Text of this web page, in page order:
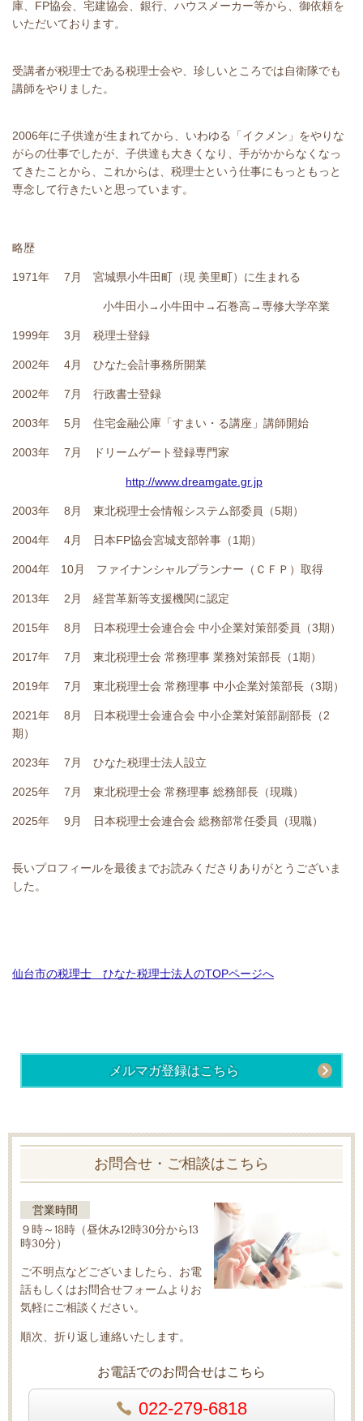
庫、FP協会、宅建協会、銀行、ハウスメーカー等から、御依頼を
いただいております。
受講者が税理士である税理士会や、珍しいところでは自衛隊でも
講師をやりました。
2006年に子供達が生まれてから、いわゆる「イクメン」をやりな
がらの仕事でしたが、子供達も大きくなり、手がかからなくなっ
てきたことから、これからは、税理士という仕事にもっともっと
専念して行きたいと思っています。
略歴
1971年 7月 宮城県小牛田町（現 美里町）に生まれる
小牛田小→小牛田中→石巻高→専修大学卒業
1999年 3月 税理士登録
2002年 4月 ひなた会計事務所開業
2002年 7月 行政書士登録
2003年 5月 住宅金融公庫「すまい・る講座」講師開始
2003年 7月 ドリームゲート登録専門家
http://www.dreamgate.gr.jp
2003年 8月 東北税理士会情報システム部委員（5期）
2004年 4月 日本FP協会宮城支部幹事（1期）
2004年 10月 ファイナンシャルプランナー（ＣＦＰ）取得
2013年 2月 経営革新等支援機関に認定
2015年 8月 日本税理士会連合会 中小企業対策部委員（3期）
2017年 7月 東北税理士会 常務理事 業務対策部長（1期）
2019年 7月 東北税理士会 常務理事 中小企業対策部長（3期）
2021年 8月 日本税理士会連合会 中小企業対策部副部長（2
期）
2023年 7月 ひなた税理士法人設立
2025年 7月 東北税理士会 常務理事 総務部長（現職）
2025年 9月 日本税理士会連合会 総務部常任委員（現職）
長いプロフィールを最後までお読みくださりありがとうございま
した。
仙台市の税理士 ひなた税理士法人のTOPページへ
メルマガ登録はこちら
お問合せ・ご相談はこちら
営業時間
９時～18時（昼休み12時30分から13
時30分）
ご不明点などございましたら、お電
話もしくはお問合せフォームよりお
気軽にご相談ください。
順次、折り返し連絡いたします。
お電話でのお問合せはこちら
022-279-6818